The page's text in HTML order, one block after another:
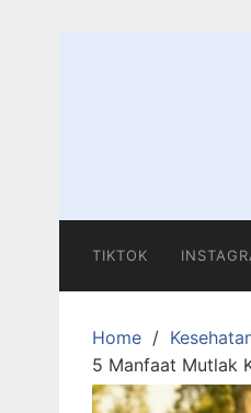
TIKTOK
Home
5 Manfaat Mutlak